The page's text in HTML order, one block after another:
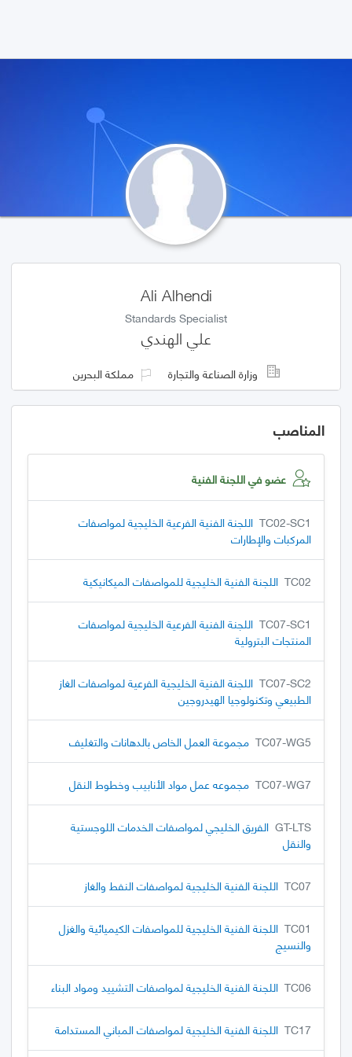
Ali Alhendi
Standards Specialist
علي الهندي
وزارة الصناعة والتجارة مملكة البحرين
المناصب
عضو في اللجنة الفنية
TC02-SC1 اللجنة الفنية الفرعية الخليجية لمواصفات
المركبات والإطارات
TC02 اللجنة الفنية الخليجية للمواصفات الميكانيكية
TC07-SC1 اللجنة الفنية الفرعية الخليجية لمواصفات
المنتجات البترولية
TC07-SC2 اللجنة الفنية الخليجية الفرعية لمواصفات الغاز
الطبيعي وتكنولوجيا الهيدروجين
TC07-WG5 مجموعة العمل الخاص بالدهانات والتغليف
TC07-WG7 مجموعه عمل مواد الأنابيب وخطوط النقل
GT-LTS الفريق الخليجي لمواصفات الخدمات اللوجستية
والنقل
TC07 اللجنة الفنية الخليجية لمواصفات النفط والغاز
TC01 اللجنة الفنية الخليجية للمواصفات الكيميائية والغزل
والنسيج
TC06 اللجنة الفنية الخليجية لمواصفات التشييد ومواد البناء
TC17 اللجنة الفنية الخليجية لمواصفات المباني المستدامة